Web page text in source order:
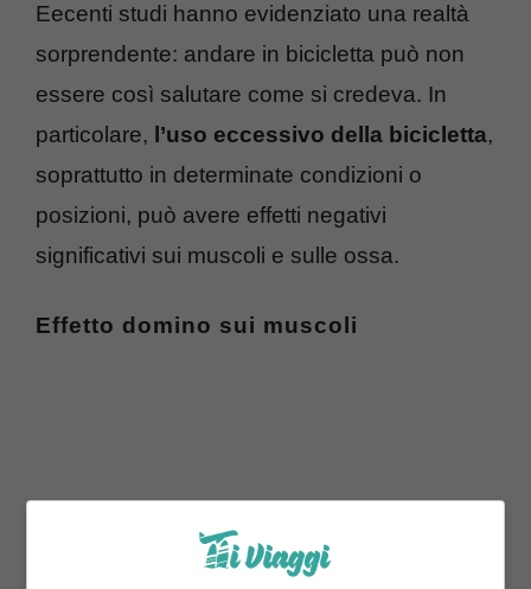
Eecenti studi hanno evidenziato una realtà
sorprendente: andare in bicicletta può non
essere così salutare come si credeva. In
particolare, l’uso eccessivo della bicicletta,
soprattutto in determinate condizioni o
posizioni, può avere effetti negativi
significativi sui muscoli e sulle ossa.
Effetto domino sui muscoli